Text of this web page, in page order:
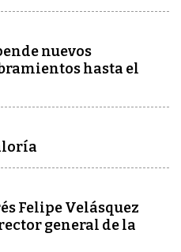
nuevos
hasta el
Felipe Velásquez
general de la